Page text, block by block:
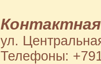
ул.
Телефоны: